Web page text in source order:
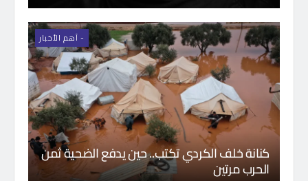
- اَهم الأخبار
كنانة خلف الكردي تكتب.. حين يدفع الضحية ثمن
الحرب مرتين